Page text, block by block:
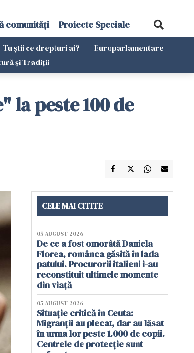
comunități Proiecte Speciale
Tu știi ce drepturi ai?
Europarlamentare
și Tradiții
la peste 100 de
CELE MAI CITITE
05 AUGUST 2026
De ce a fost omorâtă Daniela
Florea, românca găsită în lada
patului. Procurorii italieni i-au
reconstituit ultimele momente
din viață
05 AUGUST 2026
Situație critică în Ceuta:
Migranții au plecat, dar au lăsat
în urma lor peste 1.000 de copii.
Centrele de protecție sunt